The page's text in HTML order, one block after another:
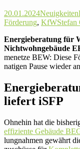
20.01.2024Neuigkeiten
Förderung, KfWStefan
Energie­beratung für
Nicht­wohn­ge­bäude
me­netze BEW: Diese
na­tigen Pause wieder
liefert iSFP
Ohnehin hat die
effi­zi­ente Gebäude
lung­nahmen gewährt